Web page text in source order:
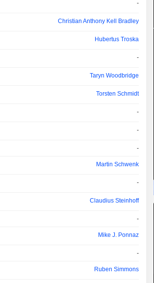
-
Christian Anthony Kell Bradley
Hubertus Troska
-
Taryn Woodbridge
Torsten Schmidt
-
-
-
Martin Schwenk
-
Claudius Steinhoff
-
Mike J. Ponnaz
-
Ruben Simmons